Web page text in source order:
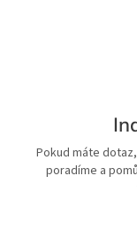
Pokud máte
poradíme a